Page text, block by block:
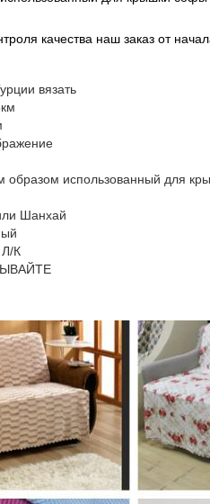
качества наш заказ от
вязать
образом использованный для
Шанхай
К